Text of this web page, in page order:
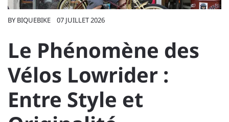
BY BIQUEBIKE 07 JUILLET 2026
Le Phénomène des
Vélos Lowrider :
Entre Style et